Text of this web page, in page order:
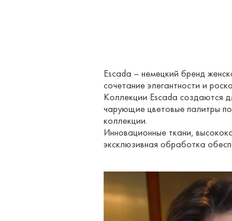
Escada – немецкий бренд
сочетание элегантности и
Коллекции Escada создаются
чарующие цветовые палитры
коллекции.
Инновационные ткани,
эксклюзивная обработка